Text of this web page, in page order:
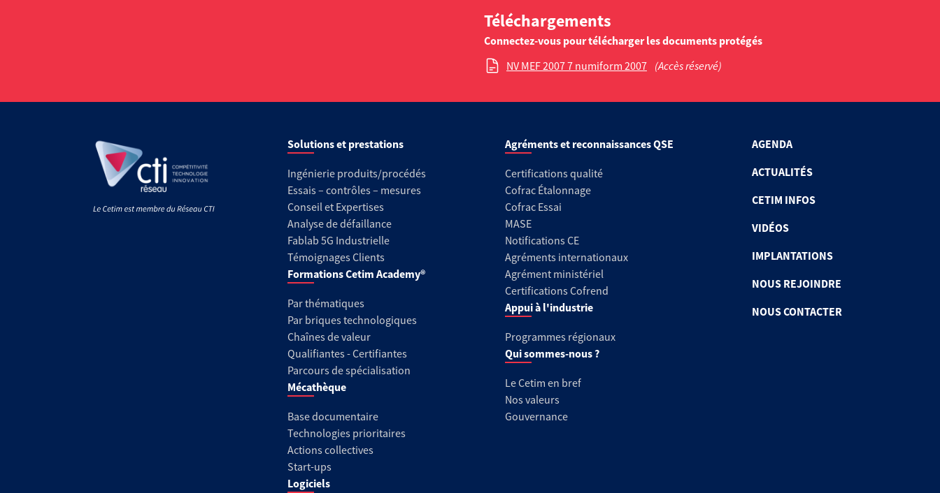
Téléchargements
Connectez-vous pour télécharger les documents protégés
NV MEF 2007 7 numiform 2007 (Accès réservé)
Solutions et prestations
Ingénierie produits/procédés
Essais – contrôles – mesures
Conseil et Expertises
Analyse de défaillance
Fablab 5G Industrielle
Témoignages Clients
Formations Cetim Academy®
Par thématiques
Par briques technologiques
Chaînes de valeur
Qualifiantes - Certifiantes
Parcours de spécialisation
Mécathèque
Base documentaire
Technologies prioritaires
Actions collectives
Start-ups
Logiciels
Agréments et reconnaissances QSE
Certifications qualité
Cofrac Étalonnage
Cofrac Essai
MASE
Notifications CE
Agréments internationaux
Agrément ministériel
Certifications Cofrend
Appui à l'industrie
Programmes régionaux
Qui sommes-nous ?
Le Cetim en bref
Nos valeurs
Gouvernance
AGENDA
ACTUALITÉS
CETIM INFOS
VIDÉOS
IMPLANTATIONS
NOUS REJOINDRE
NOUS CONTACTER